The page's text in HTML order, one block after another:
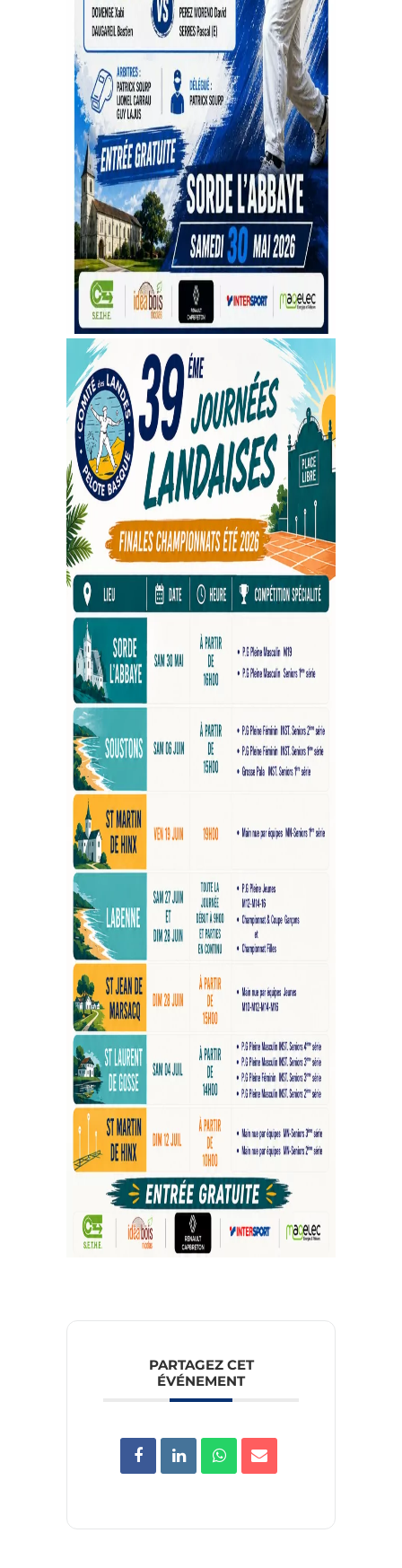
PARTAGEZ CET
ÉVÉNEMENT